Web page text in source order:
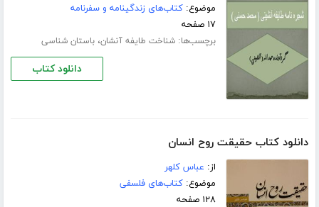
موضوع:کتاب‌های زندگینامه و سفرنامه
۱۷ صفحه
برچسب‌ها:شناخت طایفه آنشان،باستان شناسی
دانلود کتاب
دانلود کتاب حقیقت روح انسان
از: عباس کلهر
موضوع:کتاب‌های فلسفی
۱۲۸ صفحه